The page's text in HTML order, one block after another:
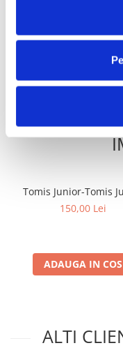
Tomis Junior-Tomis
150,00 Lei
ADAUGA IN COS
ALTI